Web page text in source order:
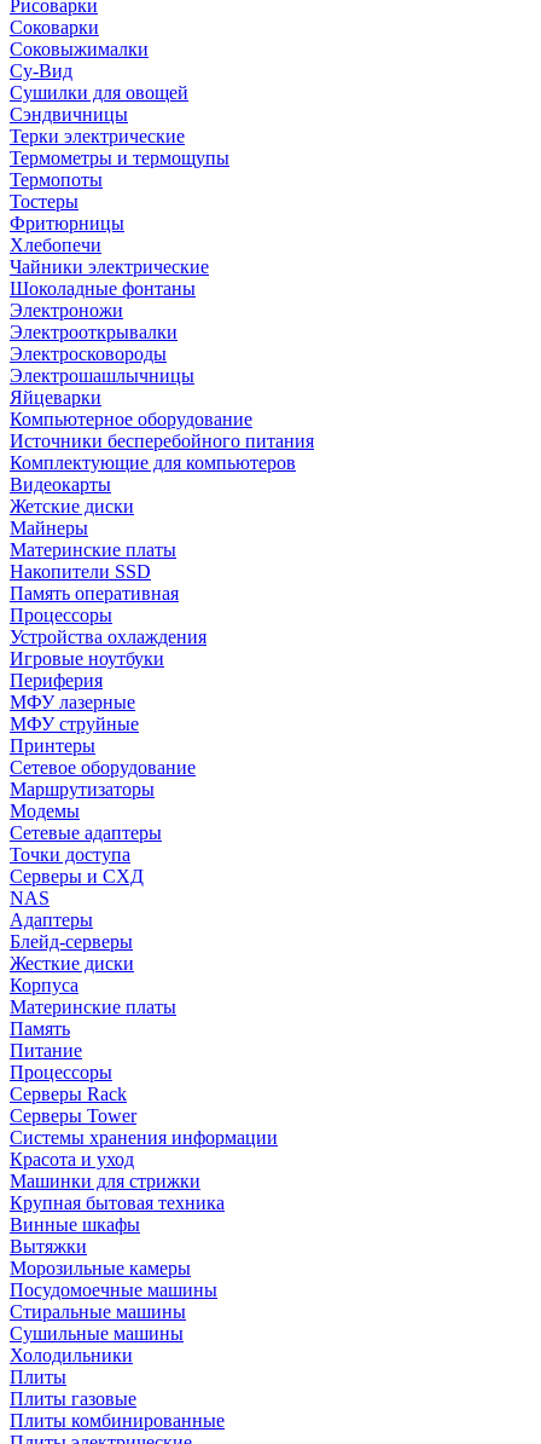
Рисоварки
Соковарки
Соковыжималки
Су-Вид
Сушилки для овощей
Сэндвичницы
Терки электрические
Термометры и термощупы
Термопоты
Тостеры
Фритюрницы
Хлебопечи
Чайники электрические
Шоколадные фонтаны
Электроножи
Электрооткрывалки
Электросковороды
Электрошашлычницы
Яйцеварки
Компьютерное оборудование
Источники бесперебойного питания
Комплектующие для компьютеров
Видеокарты
Жетские диски
Майнеры
Материнские платы
Накопители SSD
Память оперативная
Процессоры
Устройства охлаждения
Игровые ноутбуки
Периферия
МФУ лазерные
МФУ струйные
Принтеры
Сетевое оборудование
Маршрутизаторы
Модемы
Сетевые адаптеры
Точки доступа
Серверы и СХД
NAS
Адаптеры
Блейд-серверы
Жесткие диски
Корпуса
Материнские платы
Память
Питание
Процессоры
Серверы Rack
Серверы Tower
Системы хранения информации
Красота и уход
Машинки для стрижки
Крупная бытовая техника
Винные шкафы
Вытяжки
Морозильные камеры
Посудомоечные машины
Стиральные машины
Сушильные машины
Холодильники
Плиты
Плиты газовые
Плиты комбинированные